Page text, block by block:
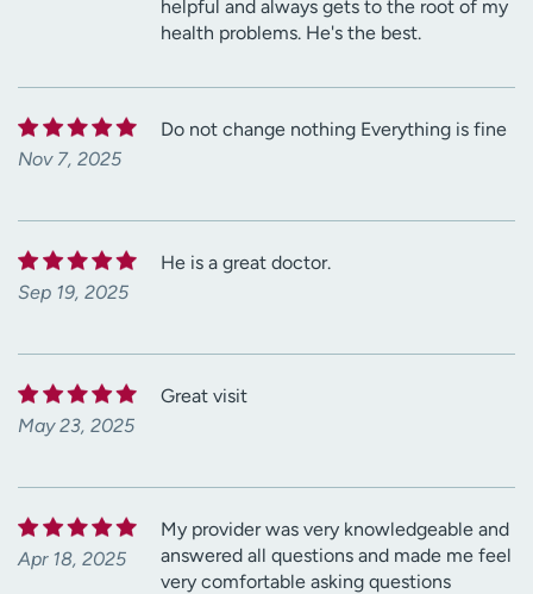
helpful and always gets to the root of my
health problems. He's the best.
Nov 7, 2025
Do not change nothing Everything is fine
Sep 19, 2025
He is a great doctor.
May 23, 2025
Great visit
Apr 18, 2025
My provider was very knowledgeable and
answered all questions and made me feel
very comfortable asking questions